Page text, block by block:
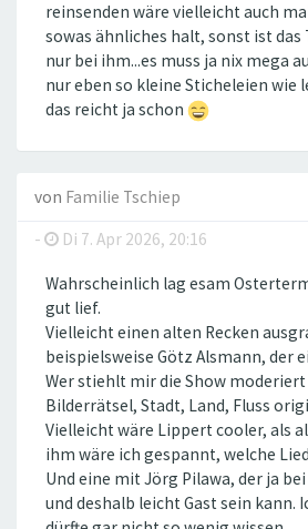
reinsenden wäre vielleicht auch
sowas ähnliches halt, sonst ist das
nur bei ihm...es muss ja nix mega
nur eben so kleine Sticheleien wie
das reicht ja schon
von Familie Tschiep
-
Di 7. Apr 2026, 20:16
Wahrscheinlich lag esam
gut lief.
Vielleicht einen alten Recken
beispielsweise Götz Alsmann, der
Wer stiehlt mir die Show
Bilderrätsel, Stadt, Land, Fluss
Vielleicht wäre Lippert cooler, als
ihm wäre ich gespannt, welche
Und eine mit Jörg Pilawa, der ja
und deshalb leicht Gast sein kann.